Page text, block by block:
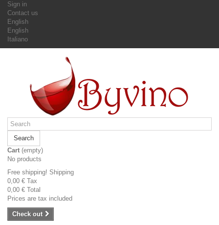
Sign in
Contact us
English
English
Italiano
Search
Cart (empty)
No products
Free shipping! Shipping
0,00 € Tax
0,00 € Total
Prices are tax included
Check out